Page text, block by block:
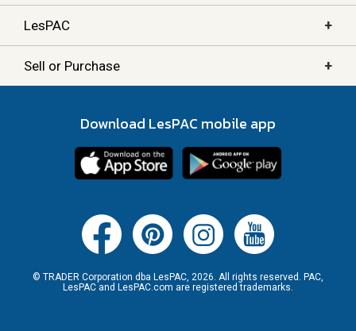
LesPAC +
Sell or Purchase +
Download LesPAC mobile app
© TRADER Corporation dba LesPAC, 2026. All rights reserved. PAC,
LesPAC and LesPAC.com are registered trademarks.